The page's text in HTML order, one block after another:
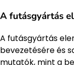
A futásgyártás
A futásgyártás
bevezetésére és
mutatók, mint a